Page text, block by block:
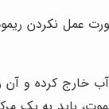
عمل نکردن
خارج کرده و آن